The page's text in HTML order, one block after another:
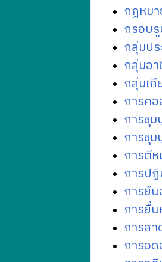
กฎหม
กรอบ
กลุ่มปร
กลุ่มอา
กลุ่มเ
การคอ
การชุม
การชุ
การตีห
การป
การยื
การยื่
การส
การอ